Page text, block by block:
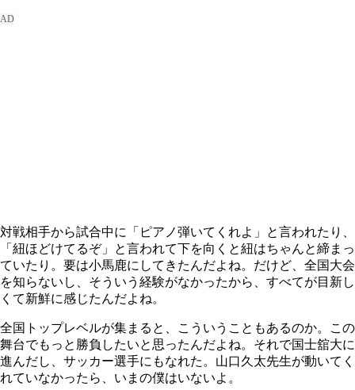
対戦相手から試合中に「ピアノ弾いてくれよ」と言われたり、
「紐ほどけてるぞ」と言われて下を向くと紐はちゃんと締まっ
ていたり。要は小馬鹿にしてきたんだよね。だけど、全国大会
を知らないし、そういう経験がなかったから、すべてが目新し
くて新鮮に感じたんだよね。
全国トップレベルが集まると、こういうこともあるのか。この
舞台でもっと勝負したいと思ったんだよね。それで国士舘大に
進んだし、サッカー選手にもなれた。山口久太先生が動いてく
れていなかったら、いまの僕はいないよ。